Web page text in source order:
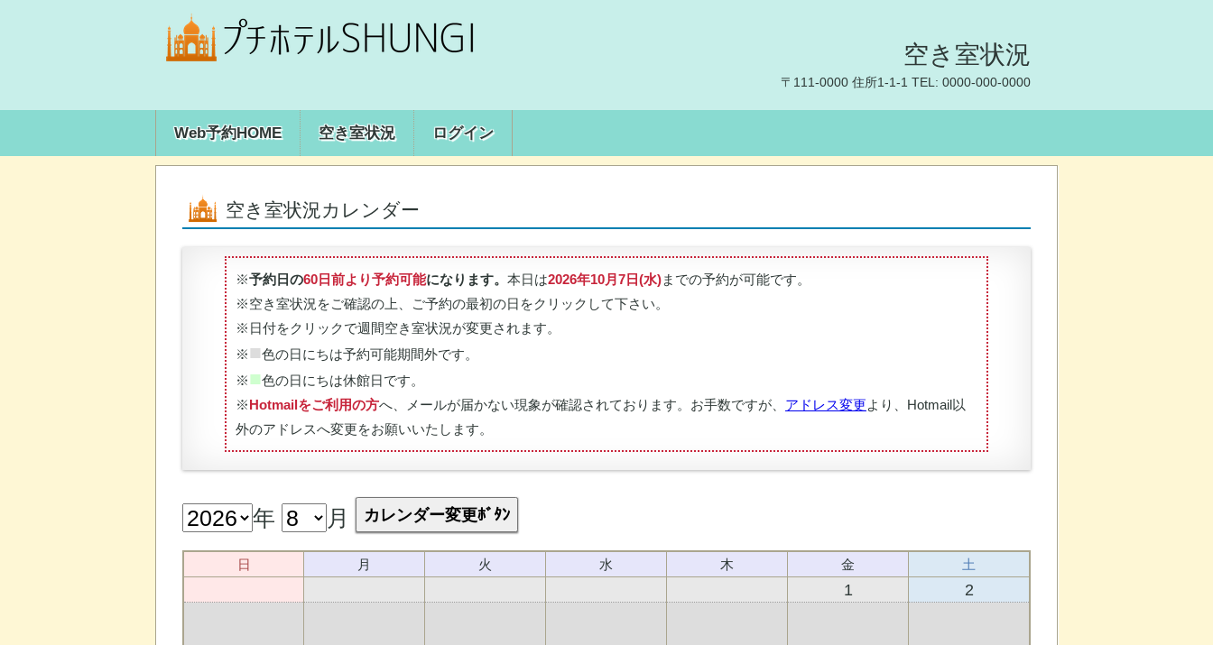
空き室状況
〒111-0000 住所1-1-1 TEL: 0000-000-0000
Web予約HOME 空き室状況 ログイン
空き室状況カレンダー
※予約日の60日前より予約可能になります。 本日は2026年10月7日(水)までの予約が可能です。
※空き室状況をご確認の上、ご予約の最初の日をクリックして下さい。
※日付をクリックで週間空き室状況が変更されます。
※ ■色の日にちは予約可能期間外です。
※■色の日にちは休館日です。
※Hotmailをご利用の方へ、メールが届かない現象が確認されております。お手数ですが、 アドレス変更より、Hotmail以
外のアドレスへ変更をお願いいたします。
年 月 カレンダー変更ﾎﾞﾀﾝ
日 月 火 水 木 金 土
1 2